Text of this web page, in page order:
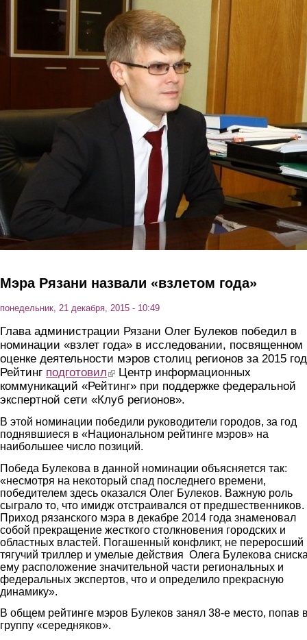
Перейти к основному содержанию
Мэра Рязани назвали «взлетом года»
понедельник, 21 декабря, 2015 - 10:49
Глава администрации Рязани Олег Булеков победил в
номинации «взлет года» в исследовании, посвященном
оценке деятельности мэров столиц регионов за 2015
Рейтинг подготовил (link is external)
Центр информационных
коммуникаций «Рейтинг» при поддержке федеральной
экспертной сети «Клуб регионов».
В этой номинации победили руководители городов, за год
поднявшиеся в «Национальном рейтинге мэров» на
наибольшее число позиций.
Победа Булекова в данной номинации объясняется так:
«несмотря на некоторый спад последнего времени,
победителем здесь оказался Олег Булеков. Важную роль
сыграло то, что имидж отстраивался от предшественников.
Приход рязанского мэра в декабре 2014 года знаменовал
собой прекращение жесткого столкновения городских и
областных властей. Погашенный конфликт, не переросший
тягучий триллер и умелые действия Олега Булекова
ему расположение значительной части региональных и
федеральных экспертов, что и определило прекрасную
динамику».
В общем рейтинге мэров Булеков занял 38-е место, попав
группу «середняков».